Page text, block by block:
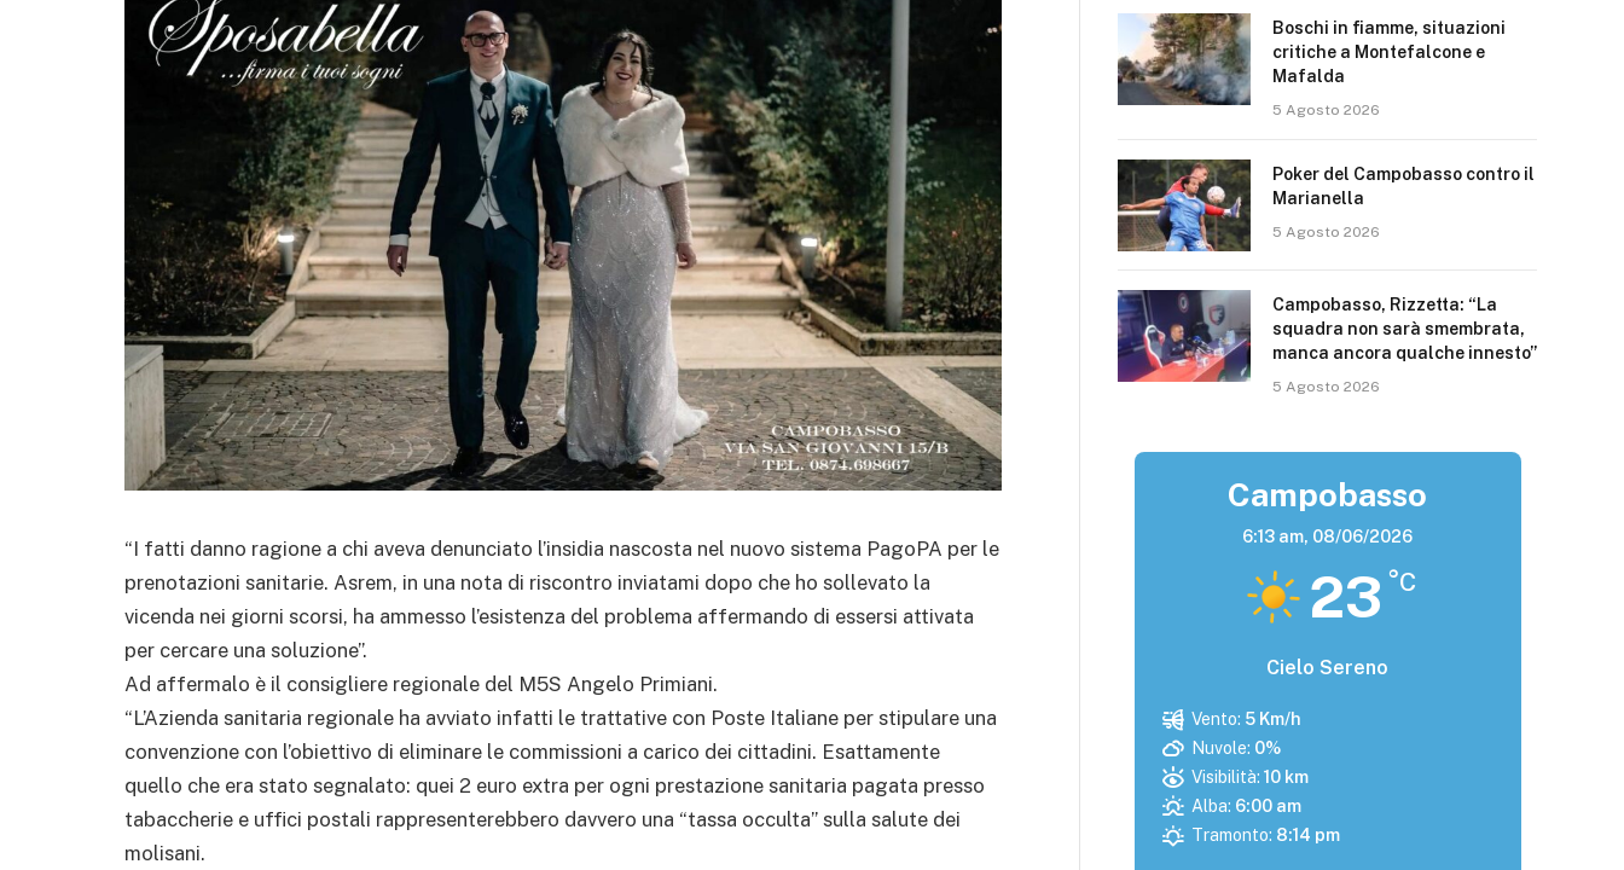
“I fatti danno ragione a chi aveva denunciato l’insidia nascosta nel nuovo sistema PagoPA per le
prenotazioni sanitarie. Asrem, in una nota di riscontro inviatami dopo che ho sollevato la
vicenda nei giorni scorsi, ha ammesso l’esistenza del problema affermando di essersi attivata
per cercare una soluzione”.
Ad affermalo è il consigliere regionale del M5S Angelo Primiani.
“L’Azienda sanitaria regionale ha avviato infatti le trattative con Poste Italiane per stipulare una
convenzione con l’obiettivo di eliminare le commissioni a carico dei cittadini. Esattamente
quello che era stato segnalato: quei 2 euro extra per ogni prestazione sanitaria pagata presso
tabaccherie e uffici postali rappresenterebbero davvero una “tassa occulta” sulla salute dei
molisani.
Boschi in fiamme, situazioni
critiche a Montefalcone e
Mafalda
5 Agosto 2026
Poker del Campobasso contro il
Marianella
5 Agosto 2026
Campobasso, Rizzetta: “La
squadra non sarà smembrata,
manca ancora qualche innesto”
5 Agosto 2026
Campobasso
6:13 am, 08/06/2026
23 °C
Cielo Sereno
Vento: 5 Km/h
Nuvole: 0%
Visibilità: 10 km
Alba: 6:00 am
Tramonto: 8:14 pm